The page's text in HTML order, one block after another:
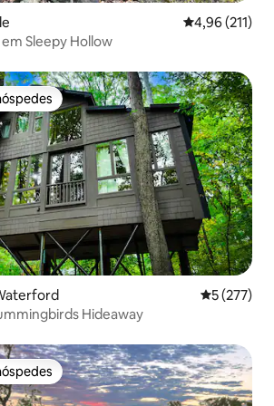
4,96 de uma
4,96 (211)
Sleepy Hollow
preferidos dos hóspedes
5 de uma
5 (277)
Hideaway
preferidos dos hóspedes